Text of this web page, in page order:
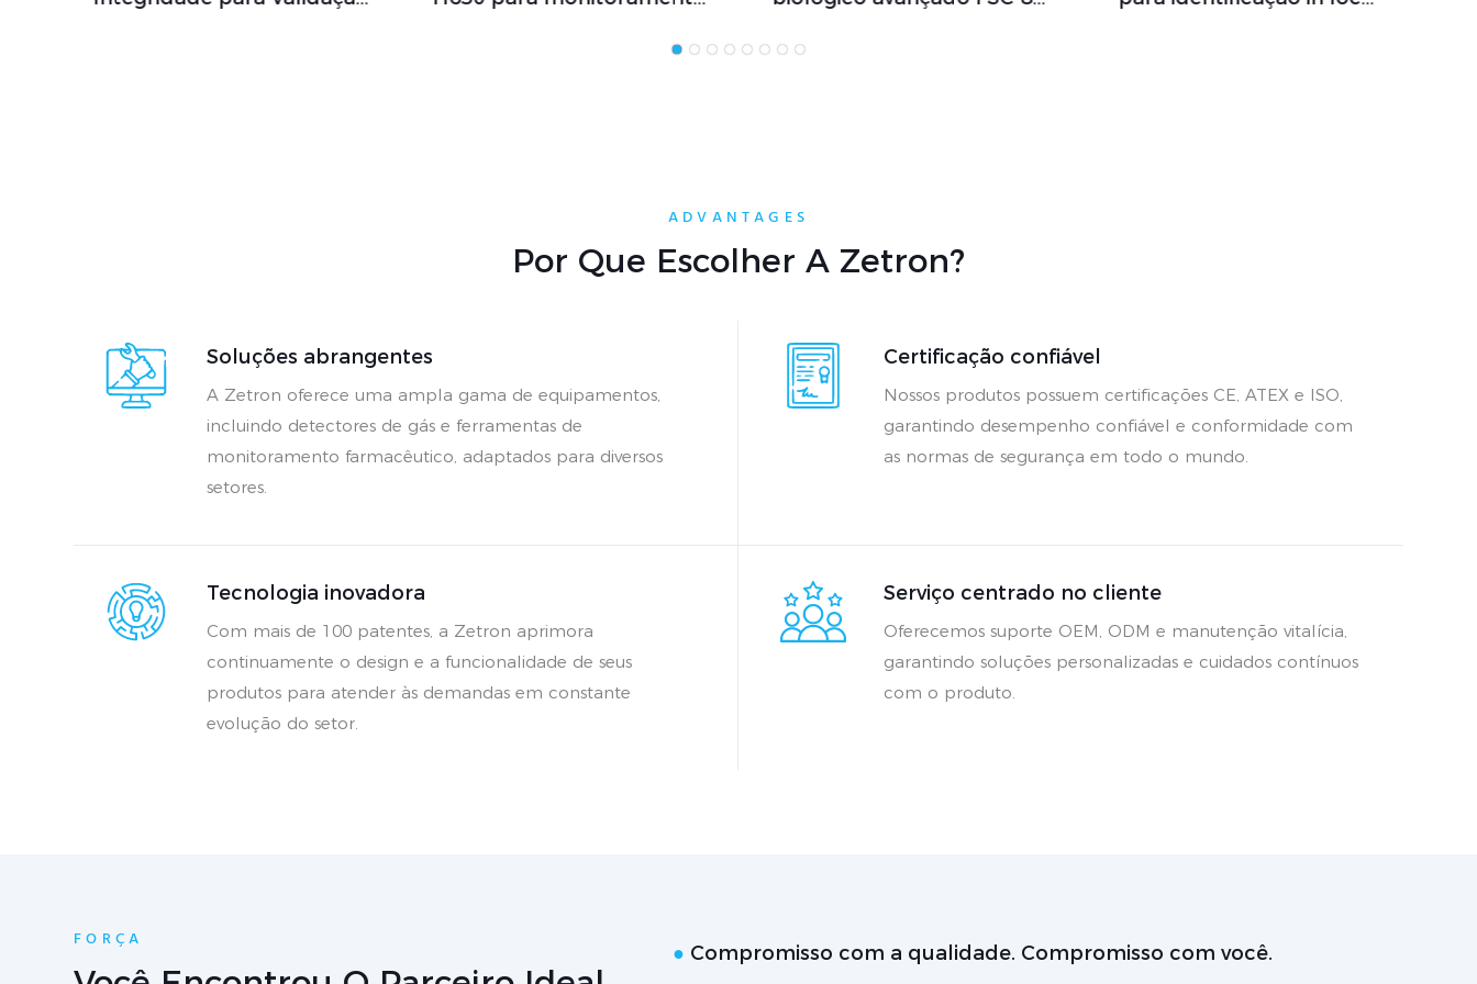
conformidade com a
ADVANTAGES
Por Que Escolher A Zetron?
Soluções abrangentes
A Zetron oferece uma ampla gama de equipamentos,
incluindo detectores de gás e ferramentas de
monitoramento farmacêutico, adaptados para diversos
setores.
Certificação confiável
Nossos produtos possuem certificações CE, ATEX e ISO,
garantindo desempenho confiável e conformidade com
as normas de segurança em todo o mundo.
Tecnologia inovadora
Com mais de 100 patentes, a Zetron aprimora
continuamente o design e a funcionalidade de seus
produtos para atender às demandas em constante
evolução do setor.
Serviço centrado no cliente
Oferecemos suporte OEM, ODM e manutenção vitalícia,
garantindo soluções personalizadas e cuidados contínuos
com o produto.
FORÇA
● Compromisso com a qualidade. Compromisso com você.